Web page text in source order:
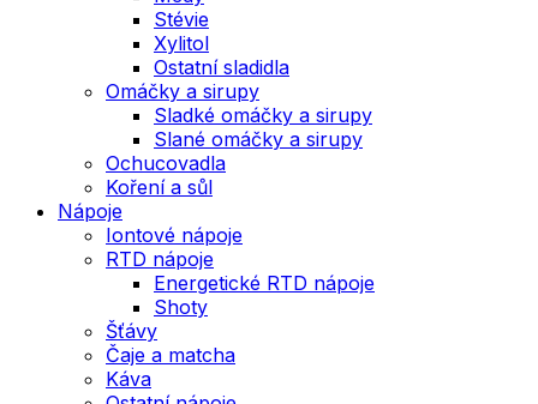
Stévie
Xylitol
Ostatní sladidla
Omáčky a sirupy
Sladké omáčky a sirupy
Slané omáčky a sirupy
Ochucovadla
Koření a sůl
Nápoje
Iontové nápoje
RTD nápoje
Energetické RTD nápoje
Shoty
Šťávy
Čaje a matcha
Káva